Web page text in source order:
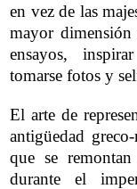
en vez de las
mayor
ensayos,
tomarse fotos y
El arte de
antigüedad
que se
durante el